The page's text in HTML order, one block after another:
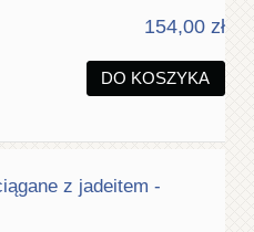
154,00 zł
DO KOSZYKA
z jadeitem -